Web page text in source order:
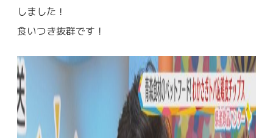
しました！
食いつき抜群です！